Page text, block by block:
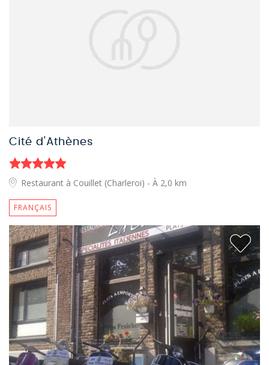
Cité d'Athènes
Restaurant à Couillet (Charleroi) - À 2,0 km
FRANÇAIS